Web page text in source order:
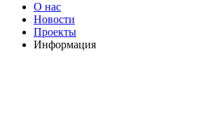
О нас
Новости
Проекты
Информация